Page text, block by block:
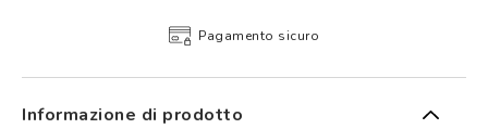
Pagamento sicuro
Informazione di prodotto